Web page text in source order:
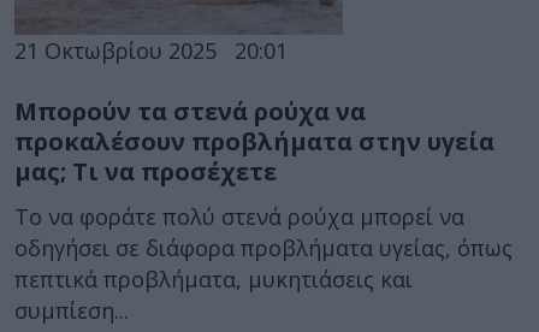
21 Οκτωβρίου 2025 20:01
Μπορούν τα στενά ρούχα να
προκαλέσουν προβλήματα στην υγεία
μας; Τι να προσέχετε
Το να φοράτε πολύ στενά ρούχα μπορεί να
οδηγήσει σε διάφορα προβλήματα υγείας, όπως
πεπτικά προβλήματα, μυκητιάσεις και
συμπίεση...